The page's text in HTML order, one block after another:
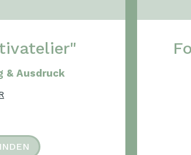
& Ausdruck